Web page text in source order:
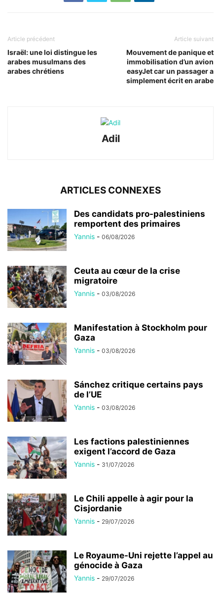
Article précédent
Israël: une loi distingue les
arabes musulmans des
arabes chrétiens
Article suivant
Mouvement de panique et
immobilisation d’un avion
easyJet car un passager a
simplement écrit en arabe
Adil
ARTICLES CONNEXES
Des candidats pro-palestiniens
remportent des primaires
Yannis - 06/08/2026
Ceuta au cœur de la crise
migratoire
Yannis - 03/08/2026
Manifestation à Stockholm pour
Gaza
Yannis - 03/08/2026
Sánchez critique certains pays
de l’UE
Yannis - 03/08/2026
Les factions palestiniennes
exigent l’accord de Gaza
Yannis - 31/07/2026
Le Chili appelle à agir pour la
Cisjordanie
Yannis - 29/07/2026
Le Royaume-Uni rejette l’appel au
génocide à Gaza
Yannis - 29/07/2026